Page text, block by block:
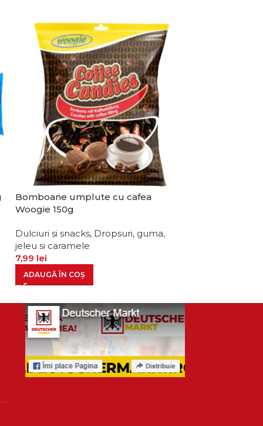
Bomboane umplute cu cafea
Woogie 150g
Dulciuri si snacks, Dropsuri, guma,
jeleu si caramele
7,99 lei
ADAUGĂ ÎN COȘ